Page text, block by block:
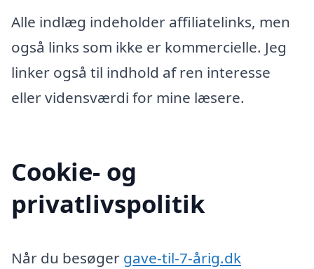
Alle indlæg indeholder affiliatelinks, men
også links som ikke er kommercielle. Jeg
linker også til indhold af ren interesse
eller vidensværdi for mine læsere.
Cookie- og
privatlivspolitik
Når du besøger gave-til-7-årig.dk